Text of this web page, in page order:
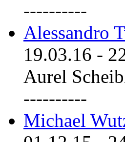
----------
Alessandro
19.03.16 -
Aurel
----------
Michael